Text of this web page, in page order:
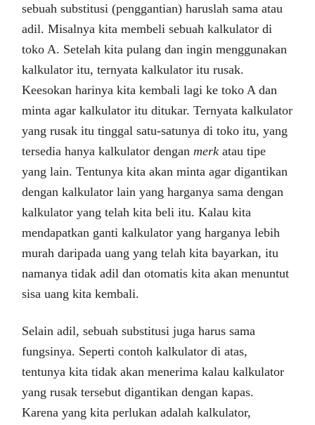
sebuah substitusi (penggantian) haruslah sama atau
adil. Misalnya kita membeli sebuah kalkulator di
toko A. Setelah kita pulang dan ingin menggunakan
kalkulator itu, ternyata kalkulator itu rusak.
Keesokan harinya kita kembali lagi ke toko A dan
minta agar kalkulator itu ditukar. Ternyata kalkulator
yang rusak itu tinggal satu-satunya di toko itu, yang
tersedia hanya kalkulator dengan merk atau tipe
yang lain. Tentunya kita akan minta agar digantikan
dengan kalkulator lain yang harganya sama dengan
kalkulator yang telah kita beli itu. Kalau kita
mendapatkan ganti kalkulator yang harganya lebih
murah daripada uang yang telah kita bayarkan, itu
namanya tidak adil dan otomatis kita akan menuntut
sisa uang kita kembali.
Selain adil, sebuah substitusi juga harus sama
fungsinya. Seperti contoh kalkulator di atas,
tentunya kita tidak akan menerima kalau kalkulator
yang rusak tersebut digantikan dengan kapas.
Karena yang kita perlukan adalah kalkulator,